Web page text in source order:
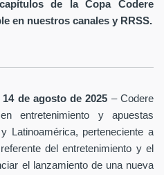
de la Copa Codere
en nuestros canales y RRSS.
de agosto de 2025 – Codere
entretenimiento y apuestas
Latinoamérica, perteneciente a
del entretenimiento y el
el lanzamiento de una nueva